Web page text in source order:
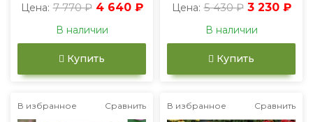
Цена: 7 770 ₽ 4 640 ₽
В наличии
Купить
Цена: 5 430 ₽ 3 230 ₽
В наличии
Купить
В избранное Сравнить В избранное Сравнить